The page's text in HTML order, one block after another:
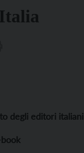
degli editori italiani